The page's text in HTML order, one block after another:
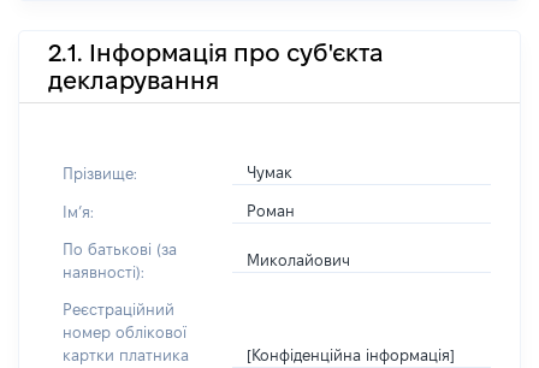
2.1. Інформація про суб'єкта
декларування
Прізвище: Чумак
Імʼя: Роман
По батькові (за
наявності):
Миколайович
Реєстраційний
номер облікової
картки платника
[Конфіденційна інформація]